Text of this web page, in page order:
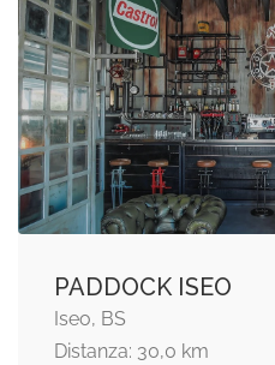
PADDOCK ISEO
Iseo, BS
Distanza: 30,0 km